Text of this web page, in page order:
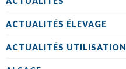
ACTUALITÉS ÉLEVAGE
ACTUALITÉS UTILISATION